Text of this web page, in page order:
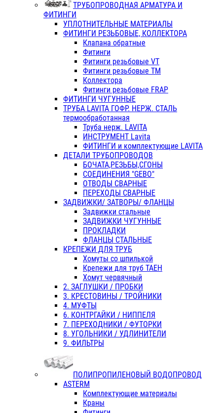
ТРУБОПРОВОДНАЯ АРМАТУРА И
ФИТИНГИ
УПЛОТНИТЕЛЬНЫЕ МАТЕРИАЛЫ
ФИТИНГИ РЕЗЬБОВЫЕ, КОЛЛЕКТОРА
Клапана обратные
Фитинги
Фитинги резьбовые VT
Фитинги резьбовые ТМ
Коллектора
Фитинги резьбовые FRAP
ФИТИНГИ ЧУГУННЫЕ
ТРУБА LAVITA ГОФР. НЕРЖ. СТАЛЬ
термообработанная
Труба нерж. LAVITA
ИНСТРУМЕНТ Lavita
ФИТИНГИ и комплектующие LAVITA
ДЕТАЛИ ТРУБОПРОВОДОВ
БОЧАТА,РЕЗЬБЫ,СГОНЫ
СОЕДИНЕНИЯ "GEBO"
ОТВОДЫ СВАРНЫЕ
ПЕРЕХОДЫ СВАРНЫЕ
ЗАДВИЖКИ/ ЗАТВОРЫ/ ФЛАНЦЫ
Задвижки стальные
ЗАДВИЖКИ ЧУГУННЫЕ
ПРОКЛАДКИ
ФЛАНЦЫ СТАЛЬНЫЕ
КРЕПЕЖИ ДЛЯ ТРУБ
Хомуты со шпилькой
Крепежи для труб ТАЕН
Хомут червячный
2. ЗАГЛУШКИ / ПРОБКИ
3. КРЕСТОВИНЫ / ТРОЙНИКИ
4. МУФТЫ
6. КОНТРГАЙКИ / НИППЕЛЯ
7. ПЕРЕХОДНИКИ / ФУТОРКИ
8. УГОЛЬНИКИ / УДЛИНИТЕЛИ
9. ФИЛЬТРЫ
ПОЛИПРОПИЛЕНОВЫЙ ВОДОПРОВОД
ASTERM
Комплектующие материалы
Краны